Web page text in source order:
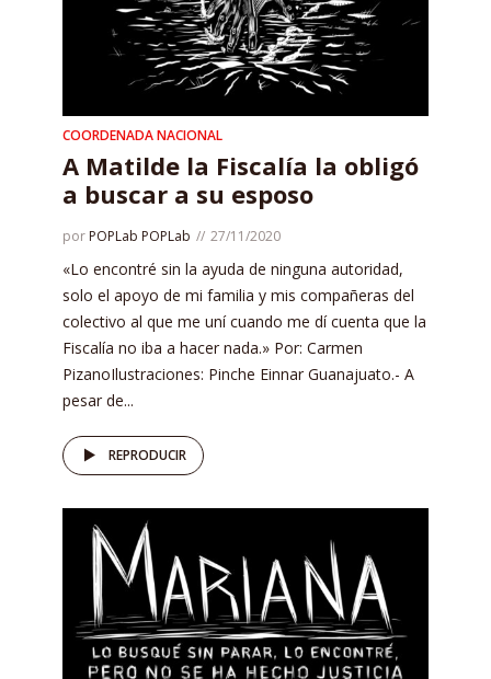
COORDENADA NACIONAL
A Matilde la Fiscalía la obligó
a buscar a su esposo
por POPLab POPLab 27/11/2020
«Lo encontré sin la ayuda de ninguna autoridad,
solo el apoyo de mi familia y mis compañeras del
colectivo al que me uní cuando me dí cuenta que la
Fiscalía no iba a hacer nada.» Por: Carmen
PizanoIlustraciones: Pinche Einnar Guanajuato.- A
pesar de...
REPRODUCIR